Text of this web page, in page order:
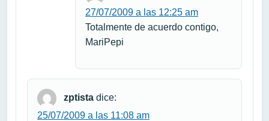
27/07/2009 a las 12:25 am
Totalmente de acuerdo contigo,
MariPepi
zptista dice:
25/07/2009 a las 11:08 am